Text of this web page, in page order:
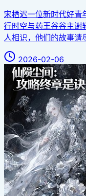
宋栖迟一位新时代好青
行时空与药王谷谷主谢
人相识，他们的故事
2026-02-06